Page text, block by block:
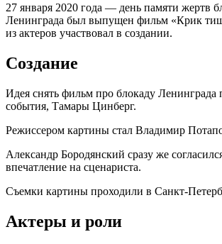
27 января 2020 года — день памяти жертв
Ленинграда был выпущен фильм «Крик
из актеров участвовал в создании.
Создание
Идея снять фильм про блокаду
события, Тамары Цинберг.
Режиссером картины стал Владимир
Александр Бородянский сразу же
впечатление на сценариста.
Съемки картины проходили в Санкт-
Актеры и роли